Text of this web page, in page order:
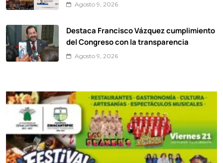
Agosto 9, 2026
Destaca Francisco Vázquez cumplimiento
del Congreso con la transparencia
Agosto 9, 2026